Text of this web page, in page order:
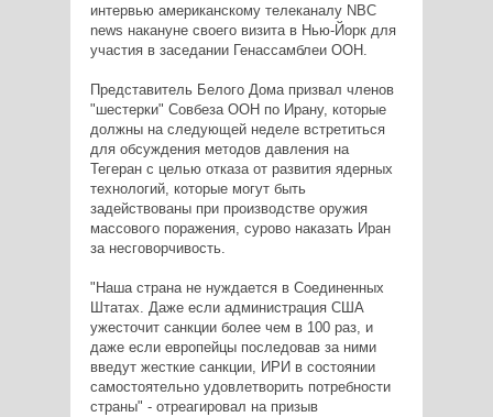
интервью американскому телеканалу NBC
news накануне своего визита в Нью-Йорк для
участия в заседании Генассамблеи ООН.
Представитель Белого Дома призвал членов
"шестерки" Совбеза ООН по Ирану, которые
должны на следующей неделе встретиться
для обсуждения методов давления на
Тегеран с целью отказа от развития ядерных
технологий, которые могут быть
задействованы при производстве оружия
массового поражения, сурово наказать Иран
за несговорчивость.
"Наша страна не нуждается в Соединенных
Штатах. Даже если администрация США
ужесточит санкции более чем в 100 раз, и
даже если европейцы последовав за ними
введут жесткие санкции, ИРИ в состоянии
самостоятельно удовлетворить потребности
страны" - отреагировал на призыв